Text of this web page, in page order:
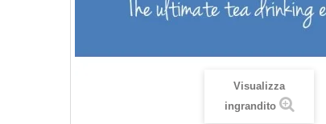
Visualizza
ingrandito